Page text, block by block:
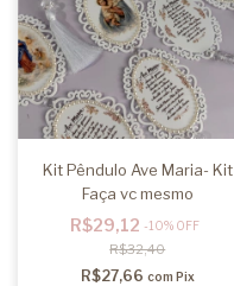
Kit Pêndulo Ave Maria- Kit
Faça vc mesmo
R$29,12 -10% OFF
R$32,40
R$27,66 com Pix